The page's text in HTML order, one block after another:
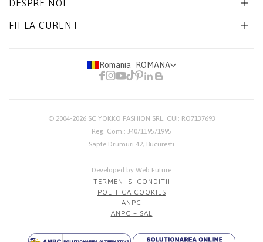
DESPRE NOI
FII LA CURENT
Romania− ROMANA
© 2004-2026 SC YOKKO FASHION SRL, CUI: RO7137693
Reg. Com.: J40/1195/1995
Sapte Drumuri 42, Bucuresti
Developed by Web Future
TERMENI SI CONDITII
POLITICA COOKIES
ANPC
ANPC – SAL